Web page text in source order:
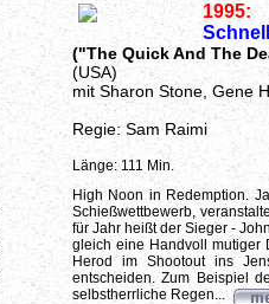
1995:
("The Quick And The
(USA)
mit Sharon Stone, Gene
Regie: Sam Raimi
Länge: 111 Min.
High Noon in Redemption.
Schießwettbewerb,
für Jahr heißt der Sieger -
gleich eine Handvoll mutiger
Herod im Shootout ins
entscheiden. Zum Beispiel
selbstherrliche Regen...